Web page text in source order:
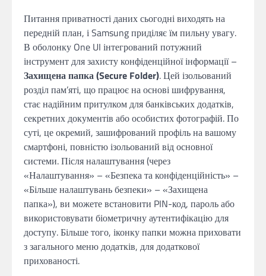
Питання приватності даних сьогодні виходять на
передній план, і Samsung приділяє їм пильну увагу.
В оболонку One UI інтегрований потужний
інструмент для захисту конфіденційної інформації –
Захищена папка (Secure Folder). Цей ізольований
розділ пам’яті, що працює на основі шифрування,
стає надійним притулком для банківських додатків,
секретних документів або особистих фотографій. По
суті, це окремий, зашифрований профіль на вашому
смартфоні, повністю ізольований від основної
системи. Після налаштування (через
«Налаштування» – «Безпека та конфіденційність» –
«Більше налаштувань безпеки» – «Захищена
папка»), ви можете встановити PIN-код, пароль або
використовувати біометричну аутентифікацію для
доступу. Більше того, іконку папки можна приховати
з загального меню додатків, для додаткової
прихованості.